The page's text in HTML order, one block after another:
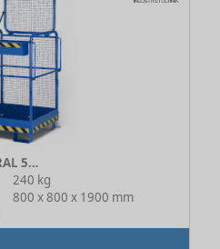
Arbeitskorb Typ RAK-one RAL 5010 Enzianblau
240 kg
800 x 800 x 1900 mm